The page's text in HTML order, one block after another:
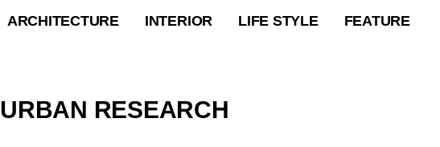
ARCHITECTURE INTERIOR LIFE STYLE FEATURE
URBAN RESEARCH